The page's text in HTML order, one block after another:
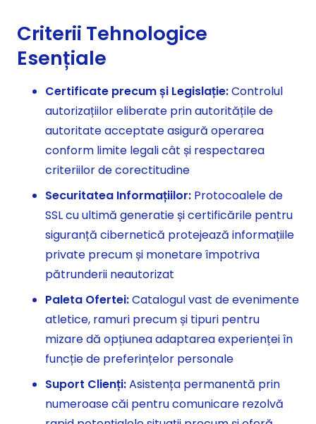
Criterii Tehnologice
Esențiale
Certificate precum și Legislație:Controlul
autorizațiilor eliberate prin autoritățile de
autoritate acceptate asigură operarea
conform limite legali cât și respectarea
criteriilor de corectitudine
Securitatea Informațiilor: Protocoalele de
SSL cu ultimă generatie și certificările pentru
siguranță cibernetică protejează informațiile
private precum și monetare împotriva
pătrunderii neautorizat
Paleta Ofertei:Catalogul vast de evenimente
atletice, ramuri precum și tipuri pentru
mizare dă opțiunea adaptarea experienței în
funcție de preferințelor personale
Suport Clienți:Asistența permanentă prin
numeroase căi pentru comunicare rezolvă